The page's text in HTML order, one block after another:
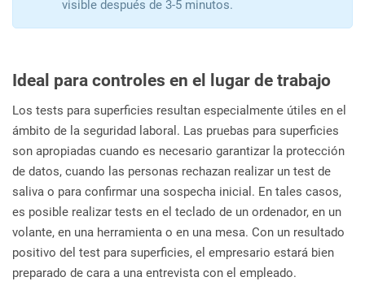
visible después de 3-5 minutos.
Ideal para controles en el lugar de trabajo
Los tests para superficies resultan especialmente útiles en el
ámbito de la seguridad laboral. Las pruebas para superficies
son apropiadas cuando es necesario garantizar la protección
de datos, cuando las personas rechazan realizar un test de
saliva o para confirmar una sospecha inicial. En tales casos,
es posible realizar tests en el teclado de un ordenador, en un
volante, en una herramienta o en una mesa. Con un resultado
positivo del test para superficies, el empresario estará bien
preparado de cara a una entrevista con el empleado.